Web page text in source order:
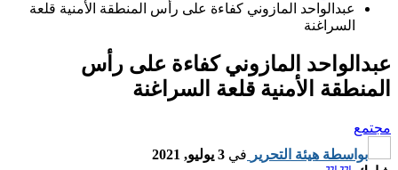
عبدالواحد المازوني كفاءة على رأس المنطقة الأمنية قلعة
السراغنة
عبدالواحد المازوني كفاءة على رأس
المنطقة الأمنية قلعة السراغنة
مجتمع
بواسطة هيئة التحرير في 3 يوليو, 2021